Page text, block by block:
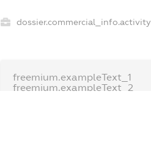
dossier.commercial_info.activity
freemium.exampleText_1
freemium.exampleText_2